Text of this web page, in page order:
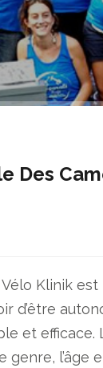
Des
Klinik
d’être
et
l’âge